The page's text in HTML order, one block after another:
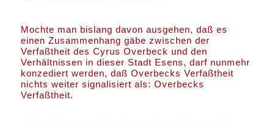
Mochte man bislang davon ausgehen, daß es
einen Zusammenhang gäbe zwischen der
Verfaßtheit des Cyrus Overbeck und den
Verhältnissen in dieser Stadt Esens, darf nunmehr
konzediert werden, daß Overbecks Verfaßtheit
nichts weiter signalisiert als: Overbecks
Verfaßtheit.